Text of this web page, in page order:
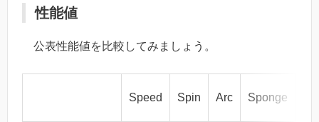
性能値
公表性能値を比較してみましょう。
Speed Spin Arc Sponge